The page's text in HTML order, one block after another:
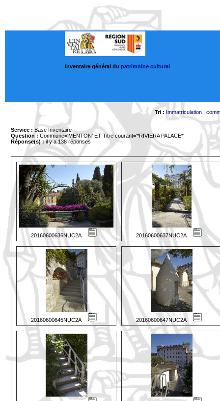
Inventaire général du patrimoine culturel
Tri : Immatriculation |
Service : Base Inventaire
Question : Commune='MENTON' ET Titre courant='*RIVIERA PALACE*'
Réponse(s) :il y a 138 réponses
20160600636NUC2A 20160600637NUC2A
20160600645NUC2A 20160600647NUC2A